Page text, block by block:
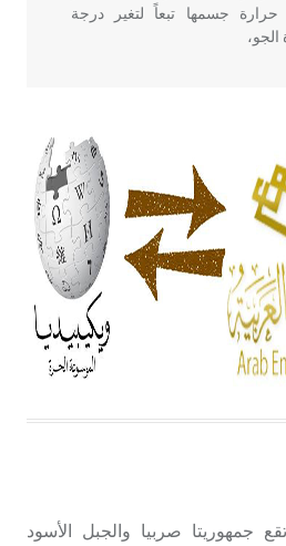
جسمها تبعاً لتغير درجة
الجو،
مؤلفات هي: الحكم، الأدلة، تنظيم
ورسالته في جروح الرأس.
له الفضل بأنه حرر الطب من
والفلسفة.
أن المرجان إفراز حيواني
في البحر ويتركب من مادة
الكلسيوم، وهو أحمر أو شديد
وهو أجود أنواعه، ويمتاز بكبر
ويسمى الش
أب
جمهوريتا صربيا والجبل الأسود